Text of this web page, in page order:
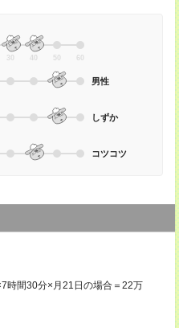
30 40 50 60
男性
しずか
コツコツ
間30分×月21日の場合＝22万